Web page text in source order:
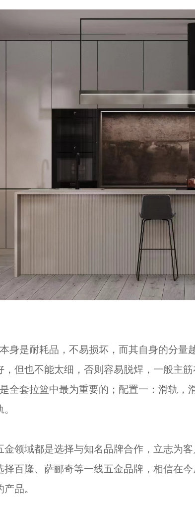
身是耐耗品，不易损坏，而其自身的分
但也不能太细，否则容易脱焊，一般主筋
全套拉篮中最为重要的；配置一：滑轨
金领域都是选择与知名品牌合作，立志为
择百隆、萨郦奇等一线五金品牌，相信在
品。